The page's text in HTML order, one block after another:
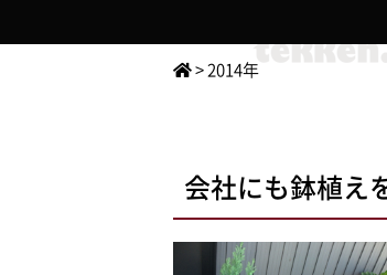
> 2014年
会社にも鉢植え